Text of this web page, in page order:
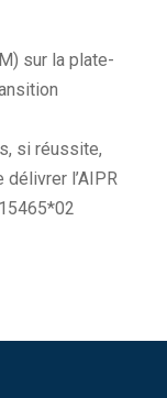
sur la plate-
si réussite,
délivrer l’AIPR